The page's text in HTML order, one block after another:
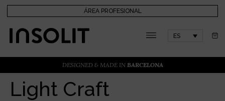
ÁREA PROFESIONAL
ES
DESIGNED & MADE IN BARCELONA
Light Craft